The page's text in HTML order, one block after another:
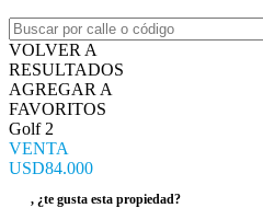
VOLVER A
RESULTADOS
AGREGAR A
FAVORITOS
Golf 2
VENTA
USD84.000
, ¿te gusta esta propiedad?